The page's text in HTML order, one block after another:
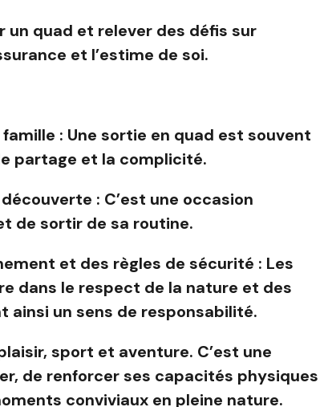
un quad et relever des défis sur
et l’estime de soi.
: Une sortie en quad est souvent
partage et la complicité.
: C’est une occasion
de sortir de sa routine.
et des règles de sécurité : Les
dans le respect de la nature et des
ainsi un sens de responsabilité.
sport et aventure. C’est une
de renforcer ses capacités physiques
conviviaux en pleine nature.